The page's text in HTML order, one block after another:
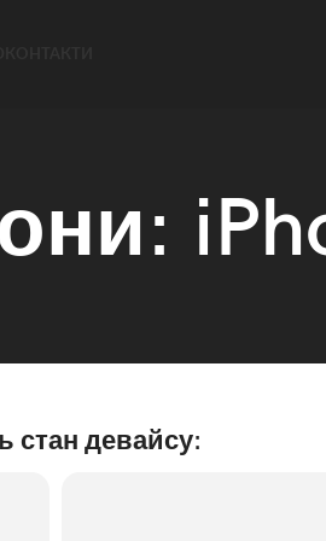
стан девайсу: